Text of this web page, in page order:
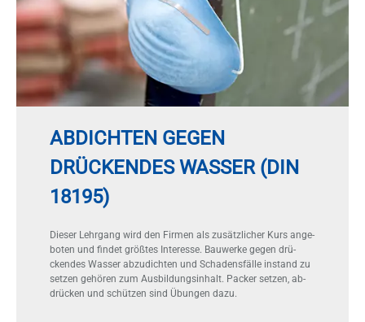
ABDICHTEN GEGEN
DRÜCKENDES WASSER (DIN
18195)
Die­ser Lehr­gang wird den Fir­men als zu­sätz­li­cher Kurs an­ge­
bo­ten und fin­det größ­tes In­ter­es­se. Bau­wer­ke ge­gen drü­
cken­des Was­ser ab­zu­dich­ten und Scha­dens­fäl­le in­stand zu
set­zen ge­hö­ren zum Aus­bil­dungs­in­halt. Pa­cker set­zen, ab­
drü­cken und schüt­zen sind Übun­gen dazu.